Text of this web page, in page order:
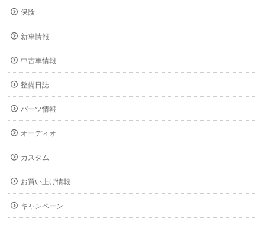
保険
新車情報
中古車情報
整備日誌
パーツ情報
オーディオ
カスタム
お買い上げ情報
キャンペーン